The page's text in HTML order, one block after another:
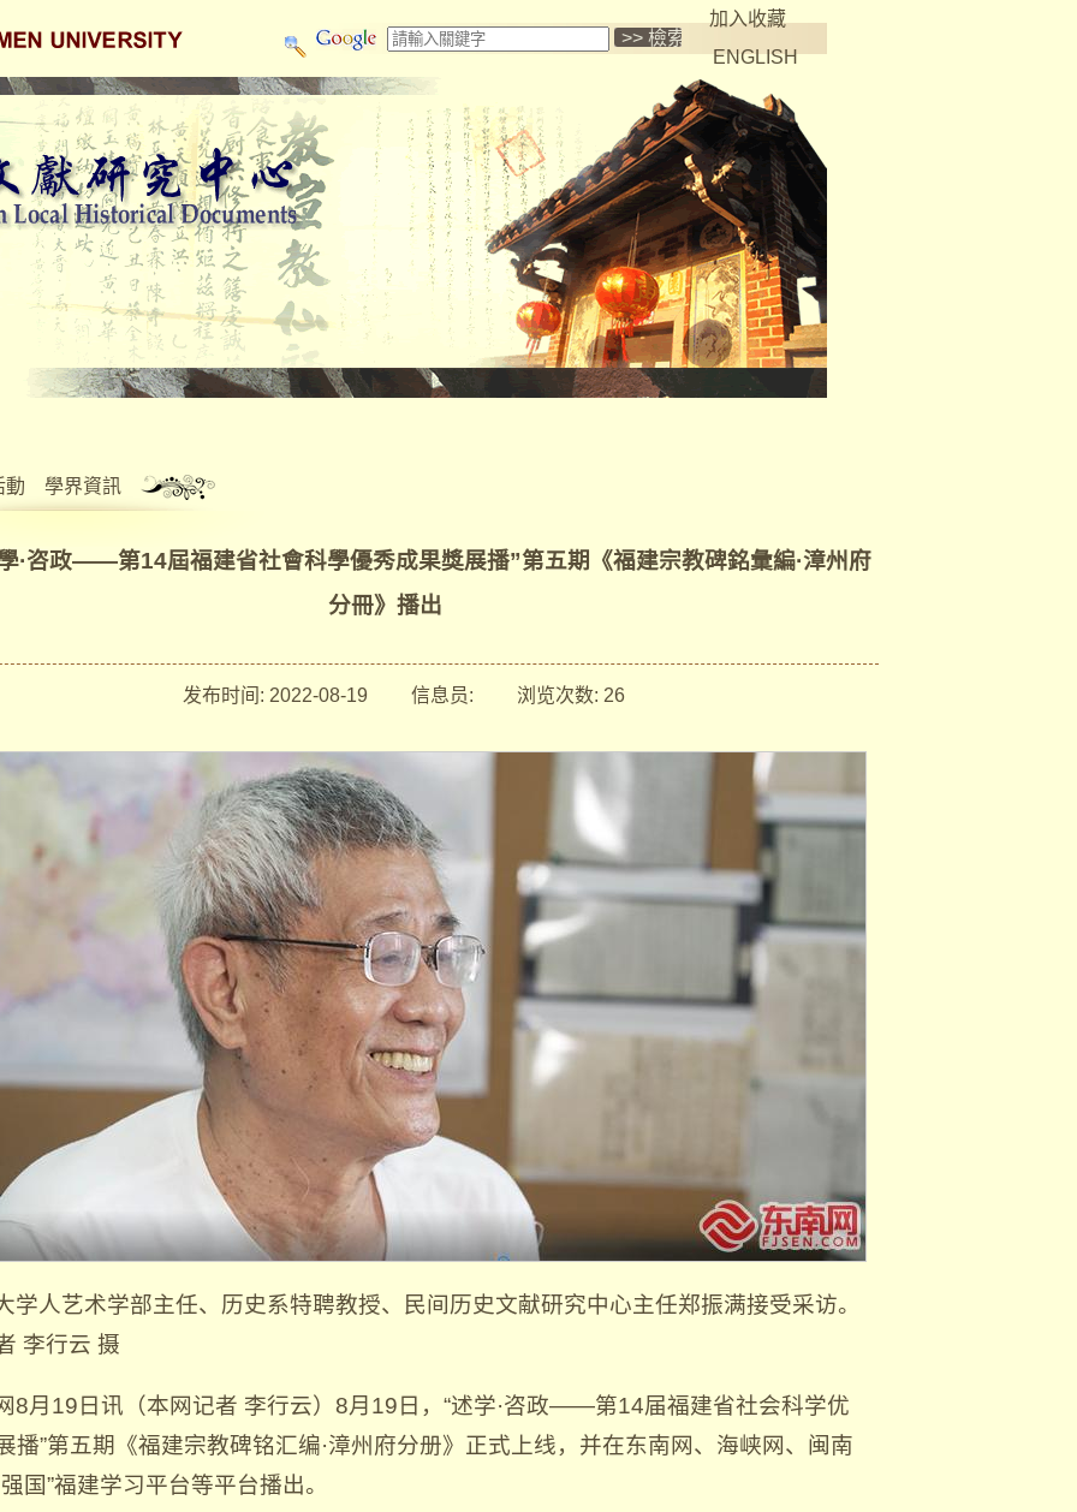
加入收藏
ENGLISH
動 學界資訊
·咨政——第14屆福建省社會科學優秀成果獎展播”第五期《福建宗教碑銘彙編·漳州府
分冊》播出
发布时间: 2022-08-19 信息员: 浏览次数: 26
学人艺术学部主任、历史系特聘教授、民间历史文献研究中心主任郑振满接受采访。
李行云 摄
8月19日讯（本网记者 李行云）8月19日，“述学·咨政——第14届福建省社会科学优
播”第五期《福建宗教碑铭汇编·漳州府分册》正式上线，并在东南网、海峡网、闽南
国”福建学习平台等平台播出。